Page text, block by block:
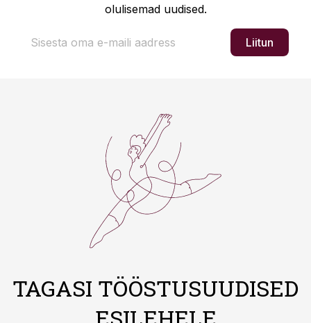
olulisemad uudised.
Liitun
TAGASI TÖÖSTUSUUDISED